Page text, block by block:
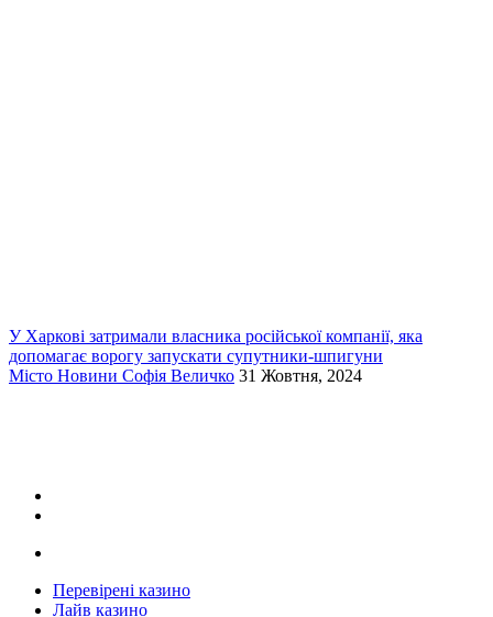
У Харкові затримали власника російської компанії, яка
допомагає ворогу запускати супутники-шпигуни
Місто Новини Софія Величко 31 Жовтня, 2024
Перевірені казино
Лайв казино